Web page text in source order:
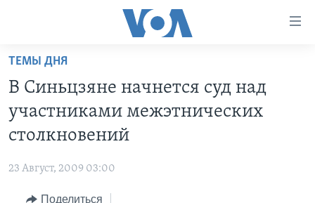
Перейти
основной
контент
Перейти
основной
навигации
Перейти
ПРОГРАММЫ
ИТОГИ
НАША АМЕРИКАНСКАЯ ИСТОРИЯ
ИНТЕРВЬЮ
ТЕМЫ ДНЯ
В Синьцзяне начнется суд над
участниками межэтнических
столкновений
23 Август, 2009 03:00
Поделиться